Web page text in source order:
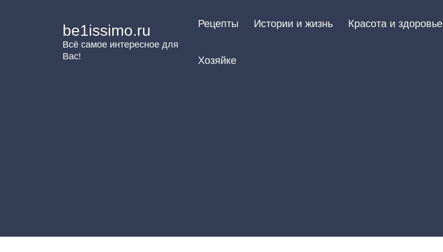
be1issimo.ru
Всё самое интересное для
Вас!
Рецепты Истории и жизнь Красота и здоровье
Хозяйке